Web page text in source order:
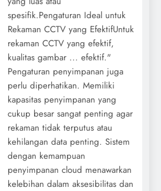
spesifik.Pengaturan Ideal untuk
Rekaman CCTV yang EfektifUntuk
rekaman CCTV yang efektif,
kualitas gambar ... efektif."
Pengaturan penyimpanan juga
perlu diperhatikan. Memiliki
kapasitas penyimpanan yang
cukup besar sangat penting agar
rekaman tidak terputus atau
kehilangan data penting. Sistem
dengan kemampuan
penyimpanan cloud menawarkan
kelebihan dalam aksesibilitas dan